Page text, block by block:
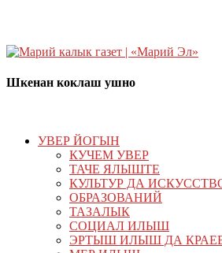
Шкенан коклаш ушно
УВЕР ЙОГЫН
КУЧЕМ УВЕР
ТАЧЕ ЯЛЫШТЕ
КУЛЬТУР ДА
ОБРАЗОВАНИЙ
ТАЗАЛЫК
СОЦИАЛ ИЛЫШ
ЭРТЫШ ИЛЫШ ДА